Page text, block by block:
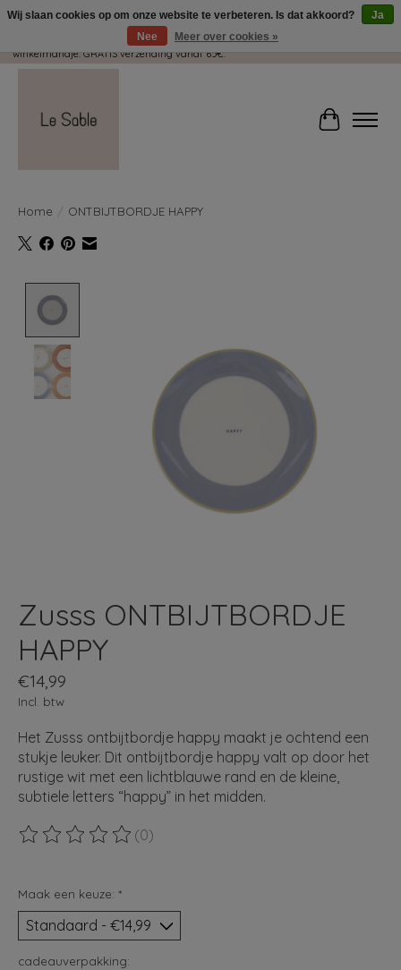
Wij pakken met plezier jouw kadootjes GRATIS in! Duid dit zeker aan in je
winkelmandje. GRATIS verzending vanaf 65€.
Home ONTBIJTBORDJE HAPPY
Zusss ONTBIJTBORDJE
HAPPY
€14,99
Incl. btw
Het Zusss ontbijtbordje happy maakt je ochtend een
stukje leuker. Dit ontbijtbordje happy valt op door het
rustige wit met een lichtblauwe rand en de kleine,
subtiele letters “happy” in het midden.
De beoordeling van dit product is
(0)
Maak een keuze: *
cadeauverpakking:
Wij slaan cookies op om onze website te verbeteren. Is dat akkoord?
Ja
Nee
Meer over cookies »